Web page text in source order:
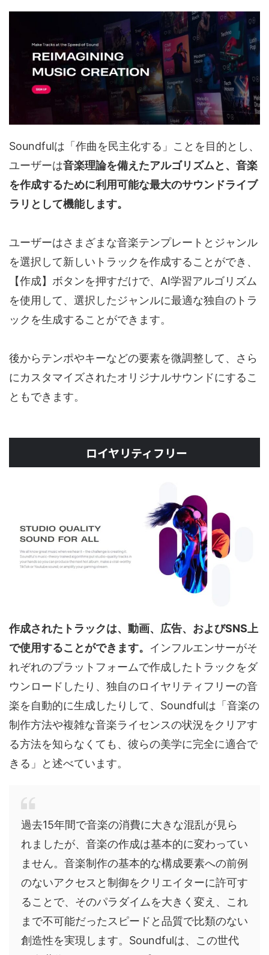
Soundfulは「作曲を民主化する」ことを目的とし、
ユーザーは音楽理論を備えたアルゴリズムと、音楽
を作成するために利用可能な最大のサウンドライブ
ラリとして機能します。
ユーザーはさまざまな音楽テンプレートとジャンル
を選択して新しいトラックを作成することができ、
【作成】ボタンを押すだけで、AI学習アルゴリズム
を使用して、選択したジャンルに最適な独自のトラ
ックを生成することができます。
後からテンポやキーなどの要素を微調整して、さら
にカスタマイズされたオリジナルサウンドにするこ
ともできます。
ロイヤリティフリー
作成されたトラックは、動画、広告、およびSNS上
で使用することができます。 インフルエンサーがそ
れぞれのプラットフォームで作成したトラックをダ
ウンロードしたり、独自のロイヤリティフリーの音
楽を自動的に生成したりして、Soundfulは「音楽の
制作方法や複雑な音楽ライセンスの状況をクリアす
る方法を知らなくても、彼らの美学に完全に適合で
きる」と述べています。
過去15年間で音楽の消費に大きな混乱が見ら
れましたが、音楽の作成は基本的に変わってい
ません。音楽制作の基本的な構成要素への前例
のないアクセスと制御をクリエイターに許可す
ることで、そのパラダイムを大きく変え、これ
まで不可能だったスピードと品質で比類のない
創造性を実現します。Soundfulは、この世代